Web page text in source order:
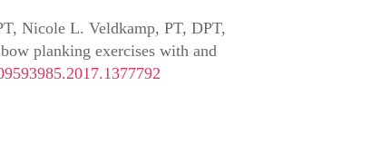
Nicole L. Veldkamp, PT, DPT,
planking exercises with and